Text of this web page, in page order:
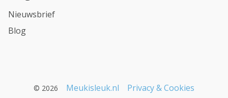
Nieuwsbrief
Blog
© 2026 Meukisleuk.nl Privacy & Cookies